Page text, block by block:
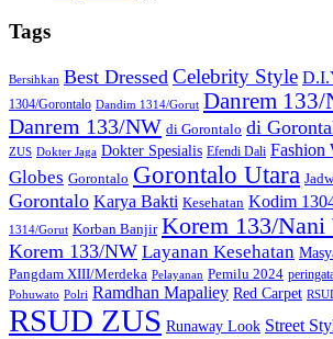
Tags
Bersihkan Best Dressed Celebrity Style
1304/Gorontalo Dandim 1314/Gorut Danrem 133/
Danrem 133/NW di Gorontalo di
ZUS Dokter Jaga Dokter Spesialis Efendi Dali Fashion
Globes Gorontalo Gorontalo Utara
Gorontalo Karya Bakti Kesehatan Kodim
1314/Gorut Korban Banjir Korem 133/Nani
Korem 133/NW Layanan Kesehatan
Pangdam XIII/Merdeka Pelayanan Pemilu 2024
Pohuwato Polri Ramdhan Mapaliey Red Carpet
RSUD ZUS Runaway Look Street